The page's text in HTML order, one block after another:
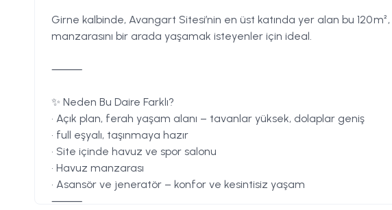
Girne kalbinde, Avangart Sitesi’nin en üst katında yer alan bu 120
manzarasını bir arada yaşamak isteyenler için ideal.
⸻
✨ Neden Bu Daire Farklı?
• Açık plan, ferah yaşam alanı – tavanlar yüksek, dolaplar geniş
• full eşyalı, taşınmaya hazır
• Site içinde havuz ve spor salonu
• Havuz manzarası
• Asansör ve jeneratör – konfor ve kesintisiz yaşam
⸻